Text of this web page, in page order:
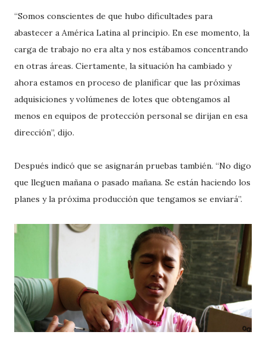
“Somos conscientes de que hubo dificultades para
abastecer a América Latina al principio. En ese momento, la
carga de trabajo no era alta y nos estábamos concentrando
en otras áreas. Ciertamente, la situación ha cambiado y
ahora estamos en proceso de planificar que las próximas
adquisiciones y volúmenes de lotes que obtengamos al
menos en equipos de protección personal se dirijan en esa
dirección”, dijo.
Después indicó que se asignarán pruebas también. “No digo
que lleguen mañana o pasado mañana. Se están haciendo los
planes y la próxima producción que tengamos se enviará”.